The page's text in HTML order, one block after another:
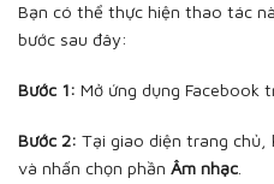
Bạn có thể thực hiện thao tác
bước sau đây:
Bước 1: Mở ứng dụng Facebook
Bước 2: Tại giao diện trang chủ,
và nhấn chọn phần Âm nhạc